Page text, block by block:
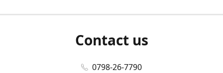
Contact us
0798-26-7790